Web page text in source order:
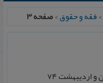
>فقه و حقوق>صفحه 3